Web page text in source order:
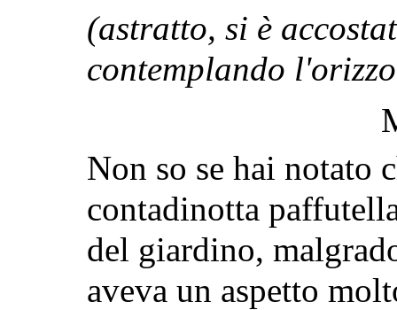
(astratto, si è
contemplando
Non so se hai notato
contadinotta
del giardino,
aveva un aspetto